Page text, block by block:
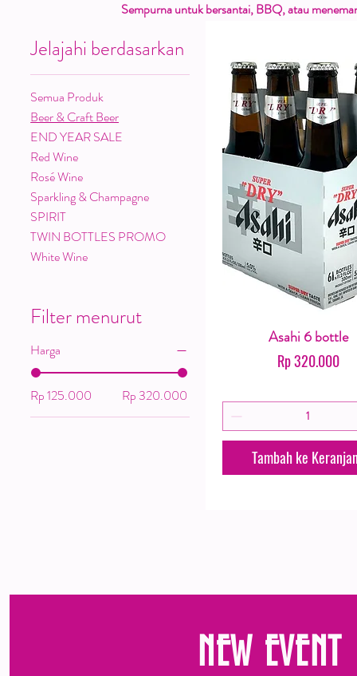
Sempurna untuk bersantai, BBQ, atau
Jelajahi berdasarkan
Semua Produk
Beer & Craft Beer
END YEAR SALE
Red Wine
Rosé Wine
Sparkling & Champagne
SPIRIT
TWIN BOTTLES PROMO
White Wine
Filter menurut
Harga
Rp 125.000 Rp 320.000
Tampilan Cepat
Asahi 6 bottle
Harga
Rp 320.000
Tambah ke
NEW EVENT